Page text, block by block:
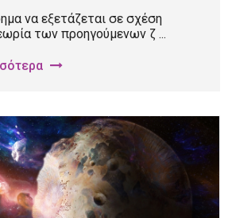
να εξετάζεται σε σχέση
των προηγούμενων ζ ...